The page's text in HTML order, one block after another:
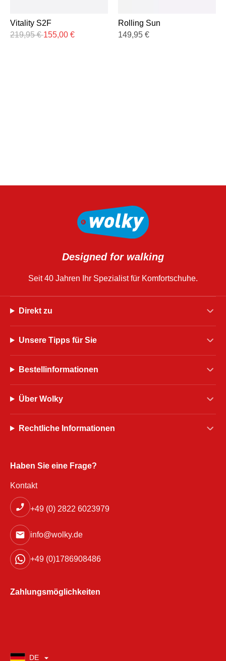
Vitality S2F
219,95€ 155,00 €
Rolling Sun
149,95 €
Designed for walking
Seit 40 Jahren Ihr Spezialist für Komfortschuhe.
Direkt zu
Unsere Tipps für Sie
Bestellinformationen
Über Wolky
Rechtliche Informationen
Haben Sie eine Frage?
Kontakt
+49 (0) 2822 6023979
info@wolky.de
+49 (0)1786908486
Zahlungsmöglichkeiten
DE